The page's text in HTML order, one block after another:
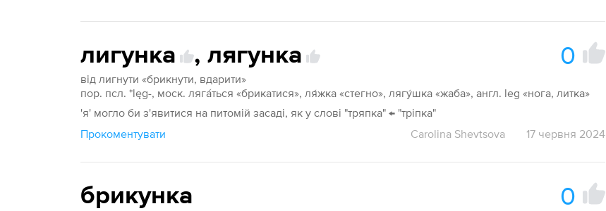
лигунка , лягунка 0
від лигнути «брикнути, вдарити»
пор. псл. *lęg-, моск. ляга́ться «брикатися», ля́жка «стегно», лягу́шка «жаба», англ. leg «нога, литка»
'я' могло би з'явитися на питомій засаді, як у слові "тряпка" ← "тріпка"
Прокоментувати
Carolina Shevtsova 17 червня 2024
брикунка 0